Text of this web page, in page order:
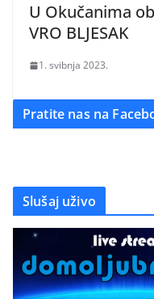
U Okučanima
VRO BLJESAK
1. svibnja 2023.
Pratite nas na
Slušaj uživo